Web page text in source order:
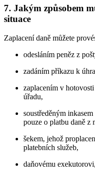
7. Jakým způsobem
situace
Zaplacení daně můžete
odesláním peněz z
zadáním příkazu k
zaplacením v
úřadu,
soustředěným
pouze o platbu daně z
šekem, jehož
platebních služeb,
daňovému